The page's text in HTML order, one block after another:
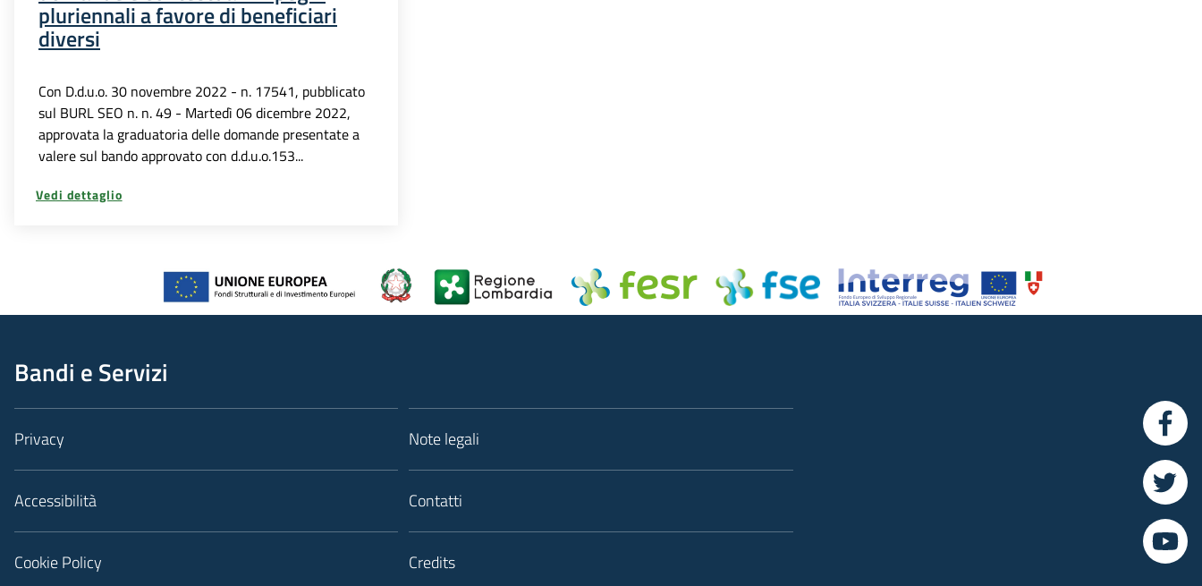
pluriennali a favore di beneficiari
diversi
Con D.d.u.o. 30 novembre 2022 - n. 17541, pubblicato
sul BURL SEO n. n. 49 - Martedì 06 dicembre 2022,
approvata la graduatoria delle domande presentate a
valere sul bando approvato con d.d.u.o.153...
Vedi dettaglio
Bandi e Servizi
Privacy
Accessibilità
Cookie Policy
Note legali
Contatti
Credits